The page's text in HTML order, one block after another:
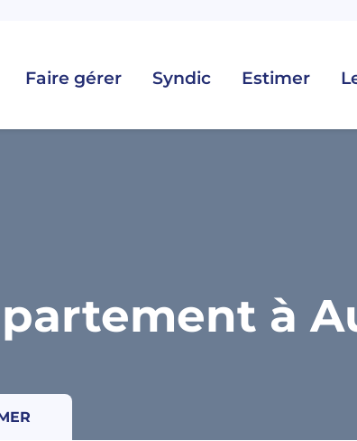
Faire gérer Syndic Estimer
à